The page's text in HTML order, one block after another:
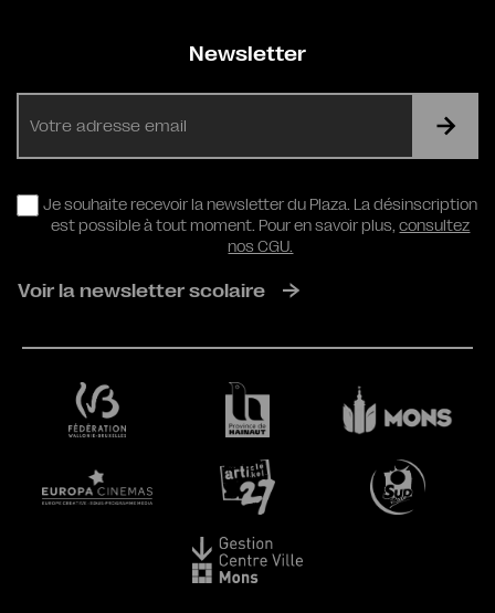
Newsletter
RGPD
Je souhaite recevoir la newsletter du Plaza. La désinscription
est possible à tout moment. Pour en savoir plus,consultez
nos CGU.
Voir la newsletter scolaire